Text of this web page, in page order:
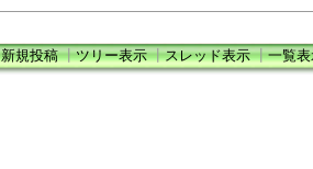
新規投稿┃ツリー表示┃スレッド表示┃一覧